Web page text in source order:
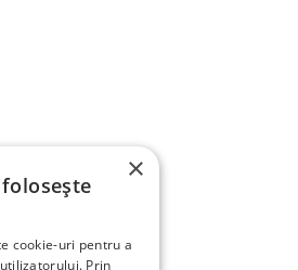
×
cookie-uri pentru a
Prin